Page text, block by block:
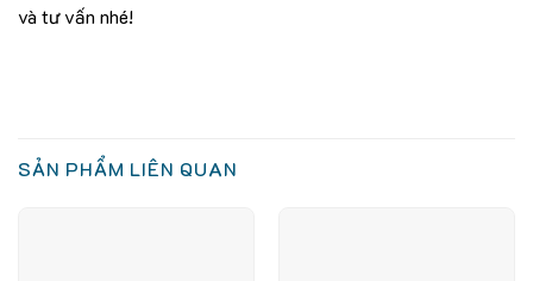
và tư vấn nhé!
SẢN PHẨM LIÊN QUAN